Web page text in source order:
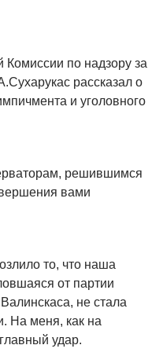
по надзору за
рассказал о
и уголовного
решившимся
вами
то, что наша
от партии
не стала
На меня, как на
удар.